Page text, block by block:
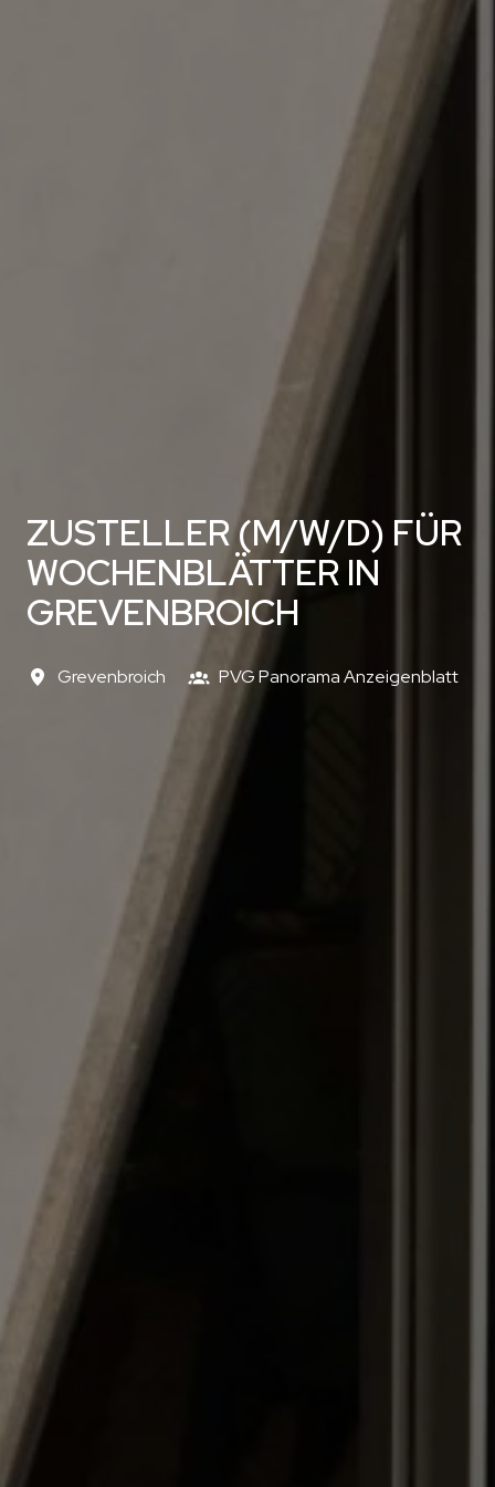
ZUSTELLER (M/W/D) FÜR
WOCHENBLÄTTER IN
GREVENBROICH
Grevenbroich PVG Panorama Anzeigenblatt